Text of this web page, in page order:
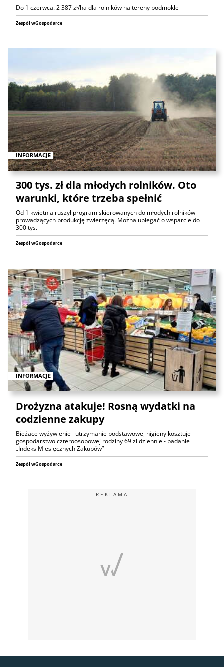
Do 1 czerwca. 2 387 zł/ha dla rolników na tereny podmokłe
Zespół wGospodarce
INFORMACJE
300 tys. zł dla młodych rolników. Oto
warunki, które trzeba spełnić
Od 1 kwietnia ruszył program skierowanych do młodych rolników
prowadzących produkcję zwierzęcą. Można ubiegać o wsparcie do
300 tys.
Zespół wGospodarce
INFORMACJE
Drożyzna atakuje! Rosną wydatki na
codzienne zakupy
Bieżące wyżywienie i utrzymanie podstawowej higieny kosztuje
gospodarstwo czteroosobowej rodziny 69 zł dziennie - badanie
„Indeks Miesięcznych Zakupów”
Zespół wGospodarce
REKLAMA